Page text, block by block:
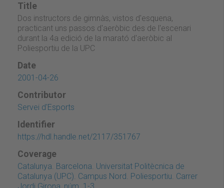
Title
Dos instructors de gimnàs, vistos d'esquena,
practicant uns passos d'aeròbic des de l'escenari
durant la 4a edició de la marató d'aeròbic al
Poliesportiu de la UPC
Date
2001-04-26
Contributor
Servei d'Esports
Identifier
https://hdl.handle.net/2117/351767
Coverage
Catalunya. Barcelona. Universitat Politècnica de
Catalunya (UPC). Campus Nord. Poliesportiu. Carrer